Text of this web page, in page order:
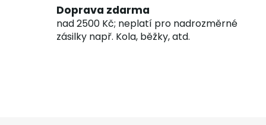
Doprava zdarma
nad 2500 Kč; neplatí pro nadrozměrné
zásilky např. Kola, běžky, atd.